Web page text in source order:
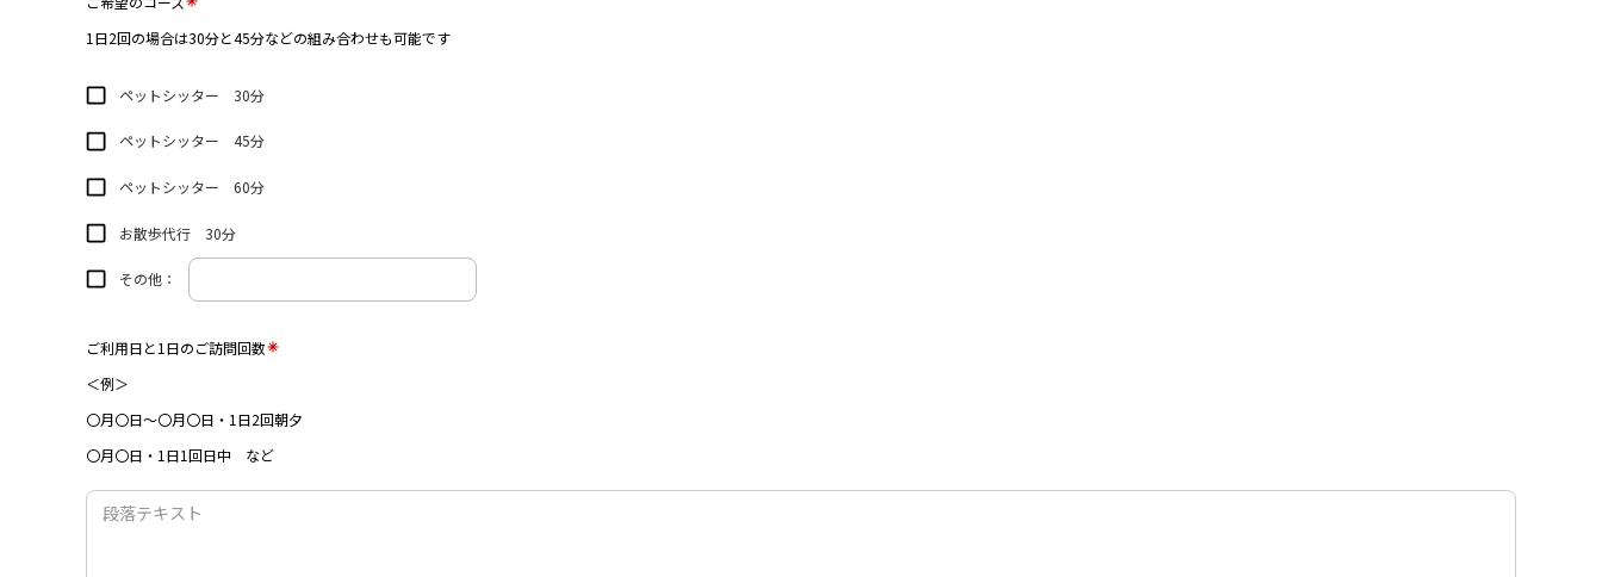
1日2回の場合は30分と45分などの組み合わせも可能です
ペットシッター 30分
ペットシッター 45分
ペットシッター 60分
お散歩代行 30分
その他：
ご利用日と1日のご訪問回数
＜例＞
〇月〇日～〇月〇日・1日2回朝夕
〇月〇日・1日1回日中 など